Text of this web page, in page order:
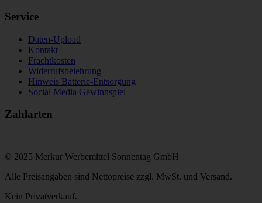
Service
Daten-Upload
Kontakt
Frachtkosten
Widerrufsbelehrung
Hinweis Batterie-Entsorgung
Social Media Gewinnspiel
Zahlarten
© 2025 Merkur Werbemittel Sonnentag GmbH
Alle Preisangaben sind Nettopreise zzgl. MwSt. und Versand.
Kein Privatverkauf.